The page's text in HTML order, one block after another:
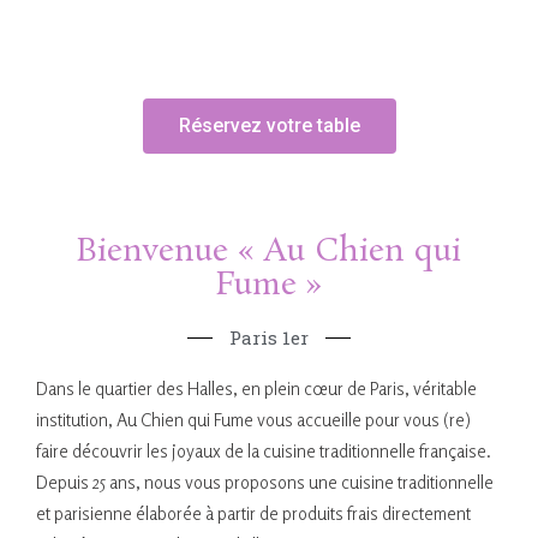
Réservez votre table
Bienvenue « Au Chien qui
Fume »
Paris 1er
Dans le quartier des Halles, en plein cœur de Paris, véritable
institution, Au Chien qui Fume vous accueille pour vous (re)
faire découvrir les joyaux de la cuisine traditionnelle française.
Depuis 25 ans, nous vous proposons une cuisine traditionnelle
et parisienne élaborée à partir de produits frais directement